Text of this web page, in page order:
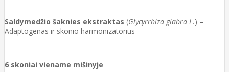
Saldymedžio šaknies ekstraktas (Glycyrrhiza glabra L.) –
Adaptogenas ir skonio harmonizatorius
6 skoniai viename mišinyje